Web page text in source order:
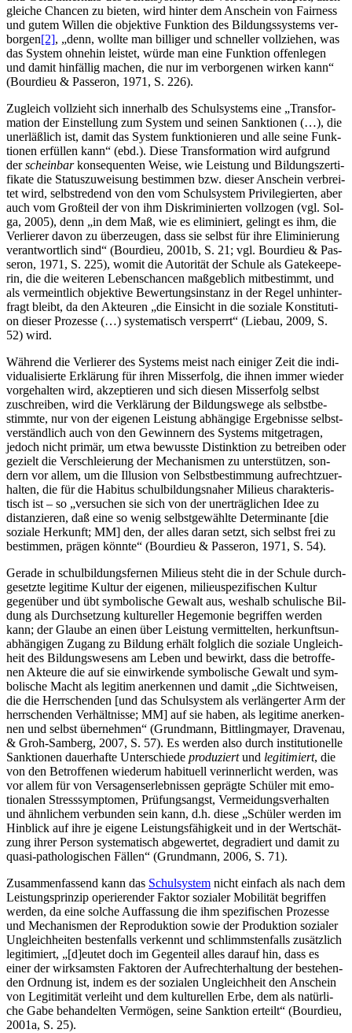
glei­che Chan­cen zu bie­ten, wird hin­ter dem Anschein von Fair­ness
und gutem Wil­len die objek­ti­ve Funk­ti­on des Bil­dungs­sys­tems ver­
bor­gen[2], „denn, woll­te man bil­li­ger und schnel­ler voll­zie­hen, was
das Sys­tem ohne­hin leis­tet, wür­de man eine Funk­ti­on offen­le­gen
und damit hin­fäl­lig machen, die nur im ver­bor­ge­nen wir­ken kann“
(Bour­dieu & Pas­se­ron, 1971, S. 226).
Zugleich voll­zieht sich inner­halb des Schul­sys­tems eine „Trans­for­
ma­ti­on der Ein­stel­lung zum Sys­tem und sei­nen Sank­tio­nen (…), die
uner­läß­lich ist, damit das Sys­tem funk­tio­nie­ren und alle sei­ne Funk­
tio­nen erfül­len kann“ (ebd.). Die­se Trans­for­ma­ti­on wird auf­grund
derschein­barkon­se­quen­ten Wei­se, wie Leis­tung und Bil­dungs­zer­ti­
fi­ka­te die Sta­tus­zu­wei­sung bestim­men bzw. die­ser Anschein ver­brei­
tet wird, selbst­re­dend von den vom Schul­sys­tem Pri­vi­le­gier­ten, aber
auch vom Groß­teil der von ihm Dis­kri­mi­nier­ten voll­zo­gen (vgl. Sol­
ga, 2005), denn „in dem Maß, wie es eli­mi­niert, gelingt es ihm, die
Ver­lie­rer davon zu über­zeu­gen, dass sie selbst für ihre Eli­mi­nie­rung
ver­ant­wort­lich sind“ (Bour­dieu, 2001b, S. 21; vgl. Bour­dieu & Pas­
se­ron, 1971, S. 225), womit die Auto­ri­tät der Schu­le als Gate­kee­pe­
rin, die die wei­te­ren Lebens­chan­cen maß­geb­lich mit­be­stimmt, und
als ver­meint­lich objek­ti­ve Bewer­tungs­in­stanz in der Regel unhin­ter­
fragt bleibt, da den Akteu­ren „die Ein­sicht in die sozia­le Kon­sti­tu­ti­
on die­ser Pro­zes­se (…) sys­te­ma­tisch ver­sperrt“ (Liebau, 2009, S.
52) wird.
Wäh­rend die Ver­lie­rer des Sys­tems meist nach eini­ger Zeit die indi­
vi­dua­li­sier­te Erklä­rung für ihren Miss­erfolg, die ihnen immer wie­der
vor­ge­hal­ten wird, akzep­tie­ren und sich die­sen Miss­erfolg selbst
zuschrei­ben, wird die Ver­klä­rung der Bil­dungs­we­ge als selbst­be­
stimm­te, nur von der eige­nen Leis­tung abhän­gi­ge Ergeb­nis­se selbst­
ver­ständ­lich auch von den Gewin­nern des Sys­tems mit­ge­tra­gen,
jedoch nicht pri­mär, um etwa bewuss­te Distink­ti­on zu betrei­ben oder
gezielt die Ver­schleie­rung der Mecha­nis­men zu unter­stüt­zen, son­
dern vor allem, um die Illu­si­on von Selbst­be­stim­mung auf­recht­zu­er­
hal­ten, die für die Habi­tus schul­bil­dungs­na­her Milieus cha­rak­te­ris­
tisch ist – so „ver­su­chen sie sich von der uner­träg­li­chen Idee zu
distan­zie­ren, daß eine so wenig selbst­ge­wähl­te Deter­mi­nan­te [die
sozia­le Her­kunft; MM] den, der alles dar­an setzt, sich selbst frei zu
bestim­men, prä­gen könn­te“ (Bour­dieu & Pas­se­ron, 1971, S. 54).
Gera­de in schul­bil­dungs­fer­nen Milieus steht die in der Schu­le durch­
ge­setz­te legi­ti­me Kul­tur der eige­nen, milieu­spe­zi­fi­schen Kul­tur
gegen­über und übt sym­bo­li­sche Gewalt aus, wes­halb schu­li­sche Bil­
dung als Durch­set­zung kul­tu­rel­ler Hege­mo­nie begrif­fen wer­den
kann; der Glau­be an einen über Leis­tung ver­mit­tel­ten, her­kunfts­un­
ab­hän­gi­gen Zugang zu Bil­dung erhält folg­lich die sozia­le Ungleich­
heit des Bil­dungs­we­sens am Leben und bewirkt, dass die betrof­fe­
nen Akteu­re die auf sie ein­wir­ken­de sym­bo­li­sche Gewalt und sym­
bo­li­sche Macht als legi­tim aner­ken­nen und damit „die Sicht­wei­sen,
die die Herr­schen­den [und das Schul­sys­tem als ver­län­ger­ter Arm der
herr­schen­den Ver­hält­nis­se; MM] auf sie haben, als legi­ti­me aner­ken­
nen und selbst über­neh­men“ (Grund­mann, Bitt­ling­may­er, Dra­ven­au,
& Groh-Sam­berg, 2007, S. 57). Es wer­den also durch insti­tu­tio­nel­le
Sank­tio­nen dau­er­haf­te Unter­schie­de pro­du­ziertund legi­ti­miert, die
von den Betrof­fe­nen wie­der­um habi­tu­ell ver­in­ner­licht wer­den, was
vor allem für von Ver­sa­gens­er­leb­nis­sen gepräg­te Schü­ler mit emo­
tio­na­len Stress­sym­pto­men, Prü­fungs­angst, Ver­mei­dungs­ver­hal­ten
und ähn­li­chem ver­bun­den sein kann, d.h. die­se „Schü­ler wer­den im
Hin­blick auf ihre je eige­ne Leis­tungs­fä­hig­keit und in der Wert­schät­
zung ihrer Per­son sys­te­ma­tisch abge­wer­tet, degra­diert und damit zu
qua­si-patho­lo­gi­schen Fäl­len“ (Grund­mann, 2006, S. 71).
Zusam­men­fas­send kann das Schul­sys­tem nicht ein­fach als nach dem
Leis­tungs­prin­zip ope­rie­ren­der Fak­tor sozia­ler Mobi­li­tät begrif­fen
wer­den, da eine sol­che Auf­fas­sung die ihm spe­zi­fi­schen Pro­zes­se
und Mecha­nis­men der Repro­duk­ti­on sowie der Pro­duk­ti­on sozia­ler
Ungleich­hei­ten bes­ten­falls ver­kennt und schlimms­ten­falls zusätz­lich
legi­ti­miert, „[d]eutet doch im Gegen­teil alles dar­auf hin, dass es
einer der wirk­sams­ten Fak­to­ren der Auf­recht­erhal­tung der bestehen­
den Ord­nung ist, indem es der sozia­len Ungleich­heit den Anschein
von Legi­ti­mi­tät ver­leiht und dem kul­tu­rel­len Erbe, dem als natür­li­
che Gabe behan­del­ten Ver­mö­gen, sei­ne Sank­ti­on erteilt“ (Bour­dieu,
2001a, S. 25).